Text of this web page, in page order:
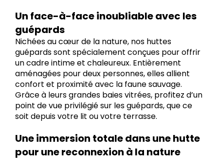
Un face-à-face inoubliable avec les
guépards
Nichées au cœur de la nature, nos huttes
guépards sont spécialement conçues pour offrir
un cadre intime et chaleureux. Entièrement
aménagées pour deux personnes, elles allient
confort et proximité avec la faune sauvage.
Grâce à leurs grandes baies vitrées, profitez d’un
point de vue privilégié sur les guépards, que ce
soit depuis votre lit ou votre terrasse.
Une immersion totale dans une hutte
pour une reconnexion à la nature